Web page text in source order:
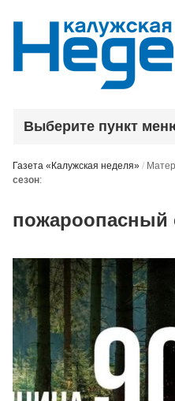
Выберите пункт
Газета «Калужская неделя» /
сезон:
пожароопасный